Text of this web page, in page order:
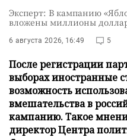
Эксперт: В кампанию
вложены миллионы
6 августа 2026, 16:49 5
После регистрации
выборах иностранные
возможность
вмешательства в
кампанию. Такое
директор Центра